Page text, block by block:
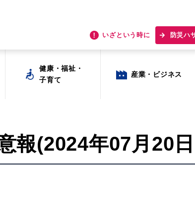
いざという時に 防災ハ
いざという時に 防災ハ
健康・福祉・
子育て
産業・ビジネス
健康・福祉・
子育て
産業・ビジネス
報(2024年07月20